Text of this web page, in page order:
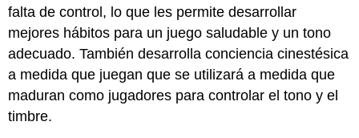
falta de control, lo que les permite desarrollar
mejores hábitos para un juego saludable y un tono
adecuado. También desarrolla conciencia cinestésica
a medida que juegan que se utilizará a medida que
maduran como jugadores para controlar el tono y el
timbre.